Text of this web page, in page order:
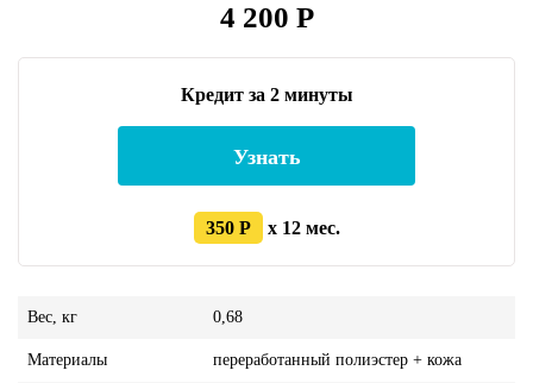
4 200 Р
Кредит за 2 минуты
Узнать
350 Р x 12 мес.
Вес, кг 0,68
Материалы переработанный полиэстер + кожа